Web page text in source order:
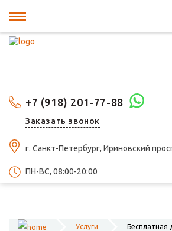
+7 (918) 201-77-88
Заказать звонок
г. Санкт-Петербург, Ириновский
ПН-ВС, 08:00-20:00
Услуги Бесплатная